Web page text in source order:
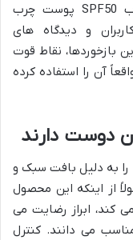
برای درک کامل از عملکرد کرم ضد آفتاب SPF50 پوست چرب
و دیدگاه های
بازخوردها، نقاط قوت
آن را استفاده کرده
دوست دارند
را به دلیل بافت سبک و
از اینکه این محصول
ابراز رضایت می
می دانند. کنترل